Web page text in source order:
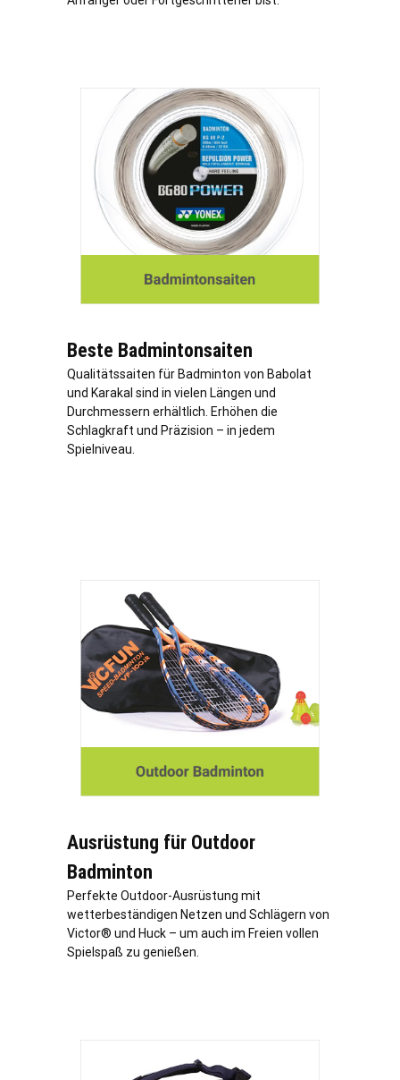
Beste Badmintonsaiten
Qualitätssaiten für Badminton von Babolat
und Karakal sind in vielen Längen und
Durchmessern erhältlich. Erhöhen die
Schlagkraft und Präzision – in jedem
Spielniveau.
Ausrüstung für Outdoor
Badminton
Perfekte Outdoor-Ausrüstung mit
wetterbeständigen Netzen und Schlägern von
Victor® und Huck – um auch im Freien vollen
Spielspaß zu genießen.